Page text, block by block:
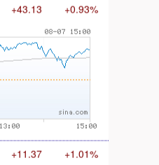
+1.01%